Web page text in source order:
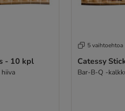
- 10 kpl
5 vaihtoehtoa
Catessy
Bar-B-Q -